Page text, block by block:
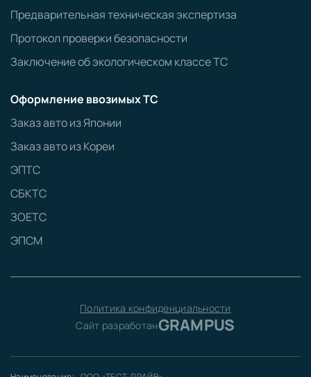
Предварительная техническая экспертиза
Протокол проверки безопасности
Заключение об экологическом классе ТС
Оформление ввозимых ТС
Заказ авто из Японии
Заказ авто из Кореи
ЭПТС
СБКТС
ЗОЕТС
ЭПСМ
Политика конфиденциальности
Сайт разработанGRAMPUS